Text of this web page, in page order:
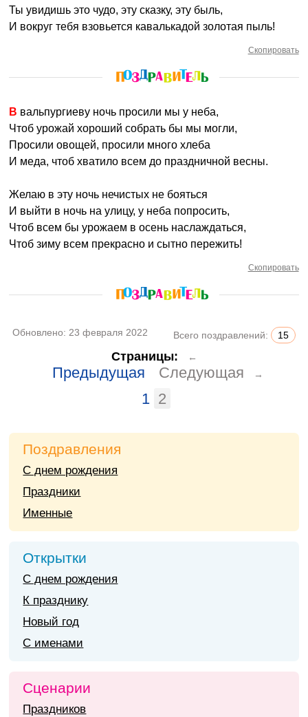
Ты увидишь это чудо, эту сказку, эту быль,
И вокруг тебя взовьется кавалькадой золотая пыль!
Скопировать
В вальпургиеву ночь просили мы у неба,
Чтоб урожай хороший собрать бы мы могли,
Просили овощей, просили много хлеба
И меда, чтоб хватило всем до праздничной весны.
Желаю в эту ночь нечистых не бояться
И выйти в ночь на улицу, у неба попросить,
Чтоб всем бы урожаем в осень наслаждаться,
Чтоб зиму всем прекрасно и сытно пережить!
Скопировать
Обновлено: 23 февраля 2022 Всего поздравлений: 15
Страницы: ←
Предыдущая Следующая →
1 2
Поздравления
С днем рождения
Праздники
Именные
Открытки
С днем рождения
К празднику
Новый год
С именами
Сценарии
Праздников